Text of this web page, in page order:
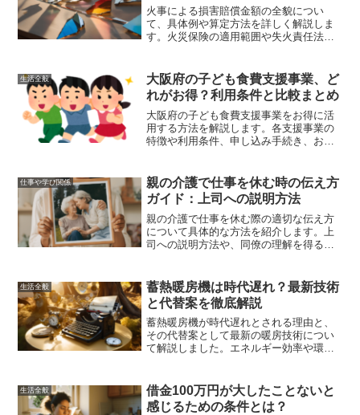
火事による損害賠償金額の全貌につい
て、具体例や算定方法を詳しく解説しま
す。火災保険の適用範囲や失火責任法の
のポイントも紹介します。
生活全般
大阪府の子ども食費支援事業、ど
れがお得？利用条件と比較まとめ
大阪府の子ども食費支援事業をお得に活
用する方法を解説します。各支援事業の
特徴や利用条件、申し込み手続き、お得
ガイドです。
仕事や学び関係
親の介護で仕事を休む時の伝え方
ガイド：上司への説明方法
親の介護で仕事を休む際の適切な伝え方
について具体的な方法を紹介します。上
司への説明方法や、同僚の理解を得るた
度の活用法について詳しく解説します。
生活全般
蓄熱暖房機は時代遅れ？最新技術
と代替案を徹底解説
蓄熱暖房機が時代遅れとされる理由と、
その代替案として最新の暖房技術につい
て解説しました。エネルギー効率や環境
続可能で快適な暖房生活を実現しましょ
う。
生活全般
借金100万円が大したことないと
感じるための条件とは？